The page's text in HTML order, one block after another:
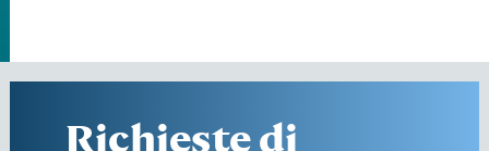
Richieste di